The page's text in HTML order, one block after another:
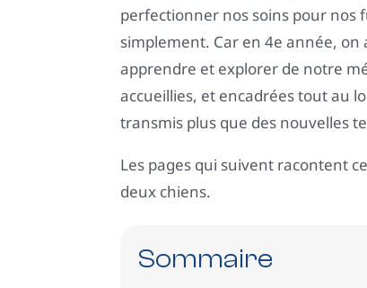
perfectionner nos soins pour nos
simplement. Car en 4e année, on
apprendre et explorer de notre
accueillies, et encadrées tout au
transmis plus que des nouvelles
Les pages qui suivent racontent
deux chiens.
Sommaire